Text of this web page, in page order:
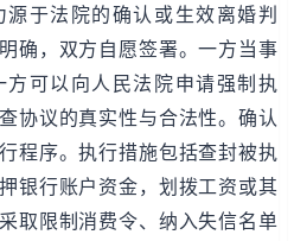
于法院的确认或生效离婚判
确，双方自愿签署。一方当事
可以向人民法院申请强制执
协议的真实性与合法性。确认
程序。执行措施包括查封被执
银行账户资金，划拨工资或其
取限制消费令、纳入失信名单